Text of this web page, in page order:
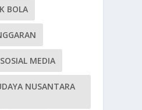
BOLA
MEDIA
NUSANTARA